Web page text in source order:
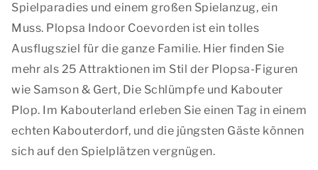
Spielparadies und einem großen Spielanzug, ein
Muss. Plopsa Indoor Coevorden ist ein tolles
Ausflugsziel für die ganze Familie. Hier finden Sie
mehr als 25 Attraktionen im Stil der Plopsa-Figuren
wie Samson & Gert, Die Schlümpfe und Kabouter
Plop. Im Kabouterland erleben Sie einen Tag in einem
echten Kabouterdorf, und die jüngsten Gäste können
sich auf den Spielplätzen vergnügen.